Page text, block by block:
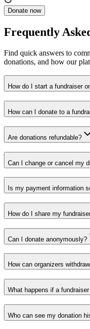
Donate now
Frequently
Find quick answers to
donations, and how our
How do I start a fundraiser
How can I donate to a
Are donations refundable?
Can I change or cancel my
Is my payment information
How do I share my
Can I donate anonymously?
How can organizers
What happens if a
Who can see my donation